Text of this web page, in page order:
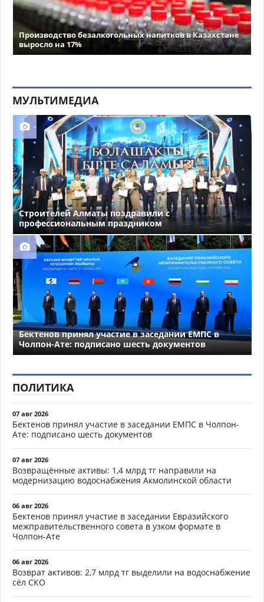
Производство безалкогольных напитков в Казахстане
выросло на 17%
МУЛЬТИМЕДИА
Строителей Алматы поздравили с
профессиональным праздником
Бектенов принял участие в заседании ЕМПС в
Чолпон-Ате: подписано шесть документов
ПОЛИТИКА
07 авг 2026
Бектенов принял участие в заседании ЕМПС в Чолпон-
Ате: подписано шесть документов
07 авг 2026
Возвращённые активы: 1,4 млрд тг направили на
модернизацию водоснабжения Акмолинской области
06 авг 2026
Бектенов принял участие в заседании Евразийского
межправительственного совета в узком формате в
Чолпон-Ате
06 авг 2026
Возврат активов: 2,7 млрд тг выделили на водоснабжение
сёл СКО